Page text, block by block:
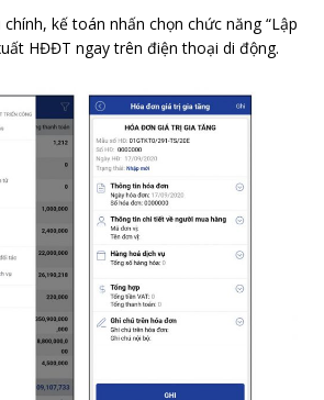
kế toán nhấn chọn chức năng “Lập
HĐĐT ngay trên điện thoại di động.